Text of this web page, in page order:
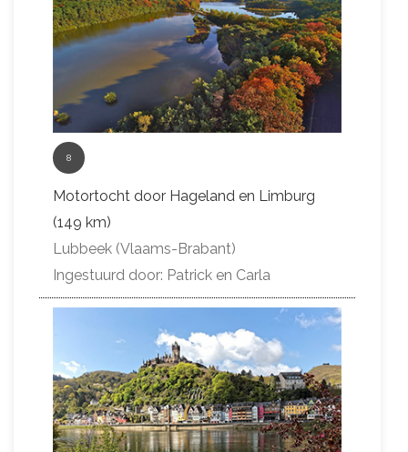
8
Motortocht door Hageland en Limburg
(149 km)
Lubbeek (Vlaams-Brabant)
Ingestuurd door: Patrick en Carla